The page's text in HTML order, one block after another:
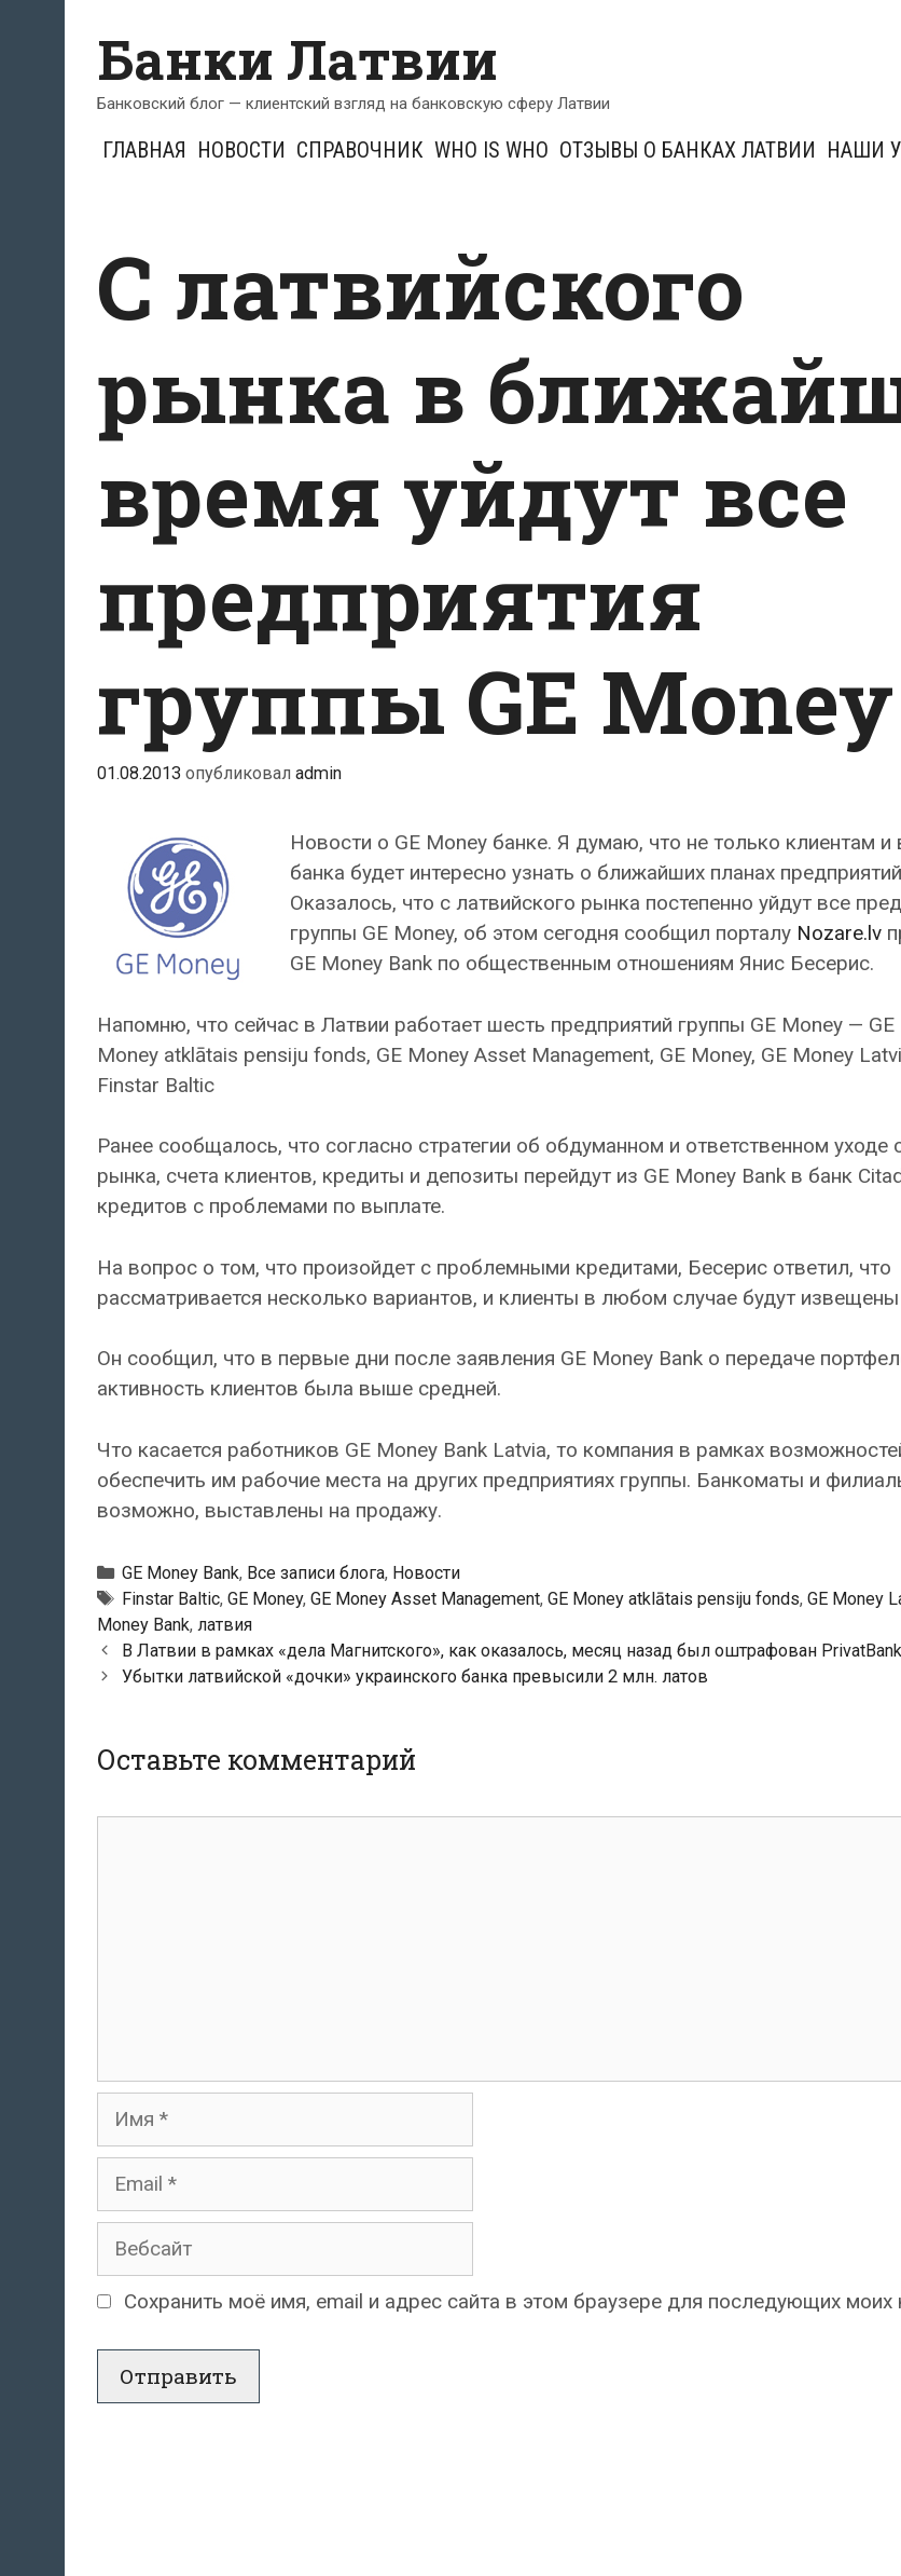
содержимому
Банки Латвии
Банковский блог — клиентский взгляд на банковскую сферу Латвии
ГЛАВНАЯ НОВОСТИ СПРАВОЧНИК WHO IS WHO ОТЗЫВЫ О БАНКАХ ЛАТВИИ НАШИ
С латвийского
рынка в
время уйдут все
предприятия
группы GE Money
01.08.2013 опубликовал admin
Новости о GE Money банке. Я думаю, что не только клиентам и
банка будет интересно узнать о ближайших планах
Оказалось, что с латвийского рынка постепенно уйдут все
группы GE Money, об этом сегодня сообщил порталу Nozare.lv
GE Money Bank по общественным отношениям Янис Бесерис.
Напомню, что сейчас в Латвии работает шесть предприятий группы GE Money — GE
Money atklātais pensiju fonds, GE Money Asset Management, GE Money, GE Money
Finstar Baltic
Ранее сообщалось, что согласно стратегии об обдуманном и ответственном уходе
рынка, счета клиентов, кредиты и депозиты перейдут из GE Money Bank в банк
кредитов с проблемами по выплате.
На вопрос о том, что произойдет с проблемными кредитами, Бесерис ответил, что
рассматривается несколько вариантов, и клиенты в любом случае будут
Он сообщил, что в первые дни после заявления GE Money Bank о передаче
активность клиентов была выше средней.
Что касается работников GE Money Bank Latvia, то компания в рамках
обеспечить им рабочие места на других предприятиях группы. Банкоматы и
возможно, выставлены на продажу.
Рубрики
GE Money Bank, Все записи блога, Новости
Тэги
Finstar Baltic, GE Money, GE Money Asset Management, GE Money atklātais pensiju fonds, GE Money
Money Bank, латвия
Навигация
по
В Латвии в рамках «дела Магнитского», как оказалось, месяц назад был оштрафован PrivatBank
Убытки латвийской «дочки» украинского банка превысили 2 млн. латов
Оставьте комментарий
Имя
Email
Вебсайт
Сохранить моё имя, email и адрес сайта в этом браузере для последующих моих